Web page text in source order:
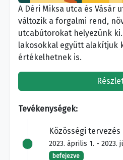
A Déri Miksa utca és Vásár
változik a forgalmi rend,
utcabútorokat helyezünk
lakosokkal együtt alakítjuk
értékelhetnek is.
Tevékenységek:
Közösségi tervezés
2023. április 1. - 2023.
befejezve